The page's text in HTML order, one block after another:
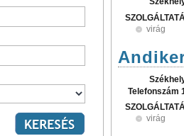
virág
Telefonszám
virág